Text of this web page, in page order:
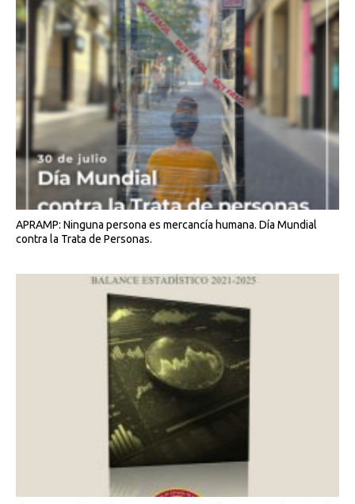
APRAMP: Ninguna persona es mercancía humana. Día Mundial
contra la Trata de Personas.